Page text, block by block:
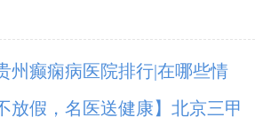
州癫痫病医院排行|在哪些情
放假，名医送健康】北京三甲